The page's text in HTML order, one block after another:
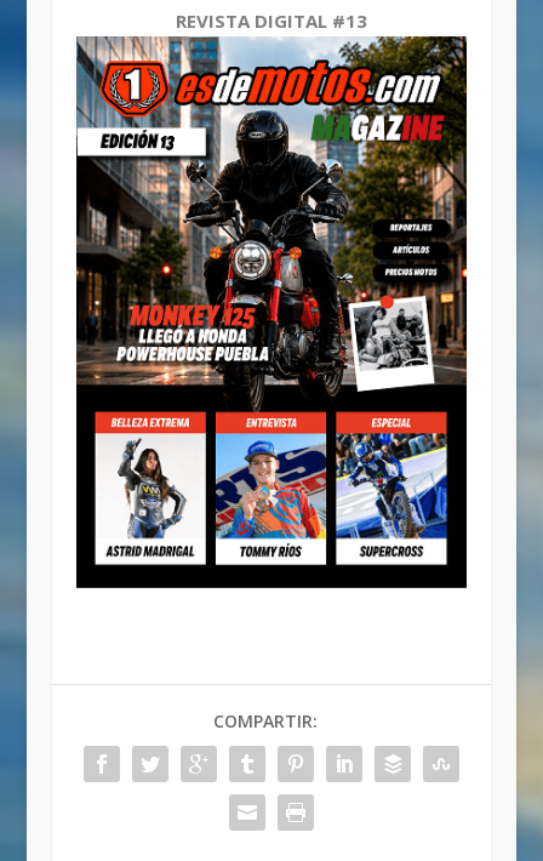
REVISTA DIGITAL #13
COMPARTIR: